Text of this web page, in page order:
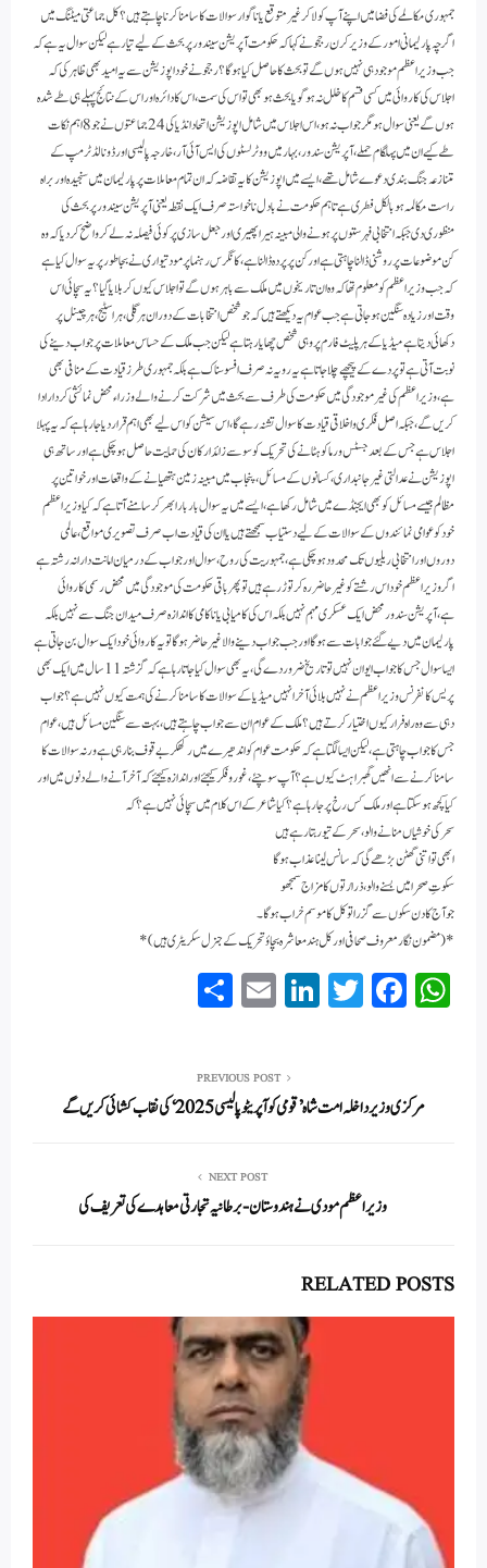
جمہوری مکالمے کی فضا میں اپنے آپ کو لا کر غیر متوقع یا ناگوار سوالات کا سامنا کرنا چاہتے ہیں؟ کل جماعتی میٹنگ میں
اگرچہ پارلیمانی امور کے وزیر کرن رججو نے کہا کہ حکومت آپریشن سیندور پر بحث کے لیے تیار ہے لیکن سوال یہ ہے کہ
جب وزیراعظم موجود ہی نہیں ہوں گے تو بحث کا حاصل کیا ہوگا؟رججو نے خود اپوزیشن سے یہ امید بھی ظاہر کی کہ
اجلاس کی کاروائی میں کسی قسم کا خلل نہ ہو گویا بحث ہو بھی تو اس کی سمت،اس کا دائرہ اور اس کے نتائج پہلے ہی طے شدہ
ہوں گے یعنی سوال ہو مگر جواب نہ ہو،اس اجلاس میں شامل اپوزیشن اتحاد انڈیا کی 24 جماعتوں نے جو8 اہم نکات
طے کیے ان میں پہلگام حملے،آپریشن سندور،بہار میں ووٹر لسٹوں کی ایس آئی آر،خارجہ پالیسی اور ڈونالڈ ٹرمپ کے
متنازعہ جنگ بندی دعوے شامل تھے، ایسے میں اپوزیشن کا یہ تقاضہ کہ ان تمام معاملات پر پارلیمان میں سنجیدہ اور براہ
راست مکالمہ ہو بالکل فطری ہے تاہم حکومت نے بادل ناخواستہ صرف ایک نقطہ یعنی آپریشن سیندور پر بحث کی
منظوری دی جبکہ انتخابی فہرستوں پر ہونے والی مبینہ ہیرا پھیری اور جعل سازی پر کوئی فیصلہ نہ لے کر واضح کر دیا کہ وہ
کن موضوعات پر روشنی ڈالنا چاہتی ہے اور کن پر پردہ ڈالنا ہے،کانگرس رہنما پرمود تیواری نے بجا طور پر یہ سوال کیا ہے
کہ جب وزیراعظم کو معلوم تھا کہ وہ ان تاریخوں میں ملک سے باہر ہوں گے تو اجلاس کیوں کر بلایا گیا ؟ یہ سچائی اس
وقت اور زیادہ سنگین ہو جاتی ہے جب عوام یہ دیکھتے ہیں کہ جو شخص انتخابات کے دوران ہر گلی، ہر اسٹیج،ہرچینل پر
دکھائی دیتا ہے میڈیا کے ہر پلیٹ فارم پر وہی شخص چھایا رہتاہے لیکن جب ملک کے حساس معاملات پر جواب دینے کی
نوبت آتی ہے تو پردے کے پیچھے چلا جاتا ہے یہ رویہ نہ صرف افسوسناک ہے بلکہ جمہوری طرز قیادت کے منافی بھی
ہے،وزیراعظم کی غیر موجودگی میں حکومت کی طرف سے بحث میں شرکت کرنے والے وزراء محض نمائشی کردار ادا
کریں گے،جبکہ اصل فکری و اخلاقی قیادت کا سوال تشنہ رہے گا، اس سیشن کو اس لیے بھی اہم قرار دیا جا رہا ہے کہ یہ پہلا
اجلاس ہے جس کے بعد جسٹس ورما کو ہٹانے کی تحریک کو سو سے زائد ارکان کی حمایت حاصل ہو چکی ہے اور ساتھ ہی
اپوزیشن نے عدالتی غیر جانبداری، کسانوں کے مسائل،پنجاب میں مبینہ زمین ہتھیانے کے واقعات اور خواتین پر
مظالم جیسے مسائل کو بھی ایجنڈے میں شامل رکھا ہے،ایسے میں یہ سوال بار بار ابھر کر سامنے آتا ہے کہ کیا وزیراعظم
خود کو عوامی نمائندوں کے سوالات کے لیے دستیاب سمجھتے ہیں یا ان کی قیادت اب صرف تصویری مواقع،عالمی
دوروں اور انتخابی ریلیوں تک محدود ہو چکی ہے،جمہوریت کی روح،سوال اور جواب کے درمیان امانت دارانہ رشتہ ہے
اگر وزیراعظم خود اس رشتے کو غیر حاضر رہ کر توڑ رہے ہیں تو پھر باقی حکومت کی موجودگی میں محض رسمی کاروائی
ہے،آپریشن سندور محض ایک عسکری مہم نہیں بلکہ اس کی کامیابی یا ناکامی کا اندازہ صرف میدان جنگ سے نہیں بلکہ
پارلیمان میں دیے گئے جوابات سے ہوگا اور جب جواب دینے والا غیر حاضر ہوگا تو یہ کاروائی خود ایک سوال بن جاتی ہے
ایسا سوال جس کا جواب ایوان نہیں تو تاریخ ضرور دے گی،یہ بھی سوال کیا جاتا رہا ہے کہ گزشتہ 11 سال میں ایک بھی
پریس کانفرنس وزیراعظم نے نہیں بلائی آخر انہیں میڈیا کے سوالات کا سامنا کرنے کی ہمت کیوں نہیں ہے؟ جواب
دہی سے وہ راہ فرار کیوں اختیار کرتے ہیں؟ ملک کے عوام ان سے جواب چاہتے ہیں،بہت سے سنگین مسائل ہیں، عوام
جس کا جواب چاہتی ہے،لیکن ایسا لگتا ہے کہ حکومت عوام کو اندھیرے میں رکھکر بے قوف بنارہی ہے ورنہ سوالات کا
سامنا کرنے سے انھیں گھبراہٹ کیوں ہے؟ آپ سوچئے،غور وفکر کیجئے اور اندازہ کیجئے کہ آخر آنے والے دنوں میں اور
کیا کچھ ہو سکتا ہے اور ملک کس رخ پر جا رہا ہے؟ کیا شاعر کے اس کلام میں سچائی نہیں ہے؟ کہ
​سحر کی خوشیاں منانے والو،سحر کے تیور بتا رہے ہیں​
ابھی تو اتنی گھٹن بڑھے گی کہ سانس لیناعذاب ہوگا
​سکوتِ صحرا میں بسنے والو،ذرا رُتوں کا مزاج سمجھو​
جو آج کا دن سکوں سے گزرا تو کل کا موسم خراب ہوگا​۔
*(مضمون نگار معروف صحافی اور کل ہند معاشرہ بچاؤ تحریک کے جنرل سکریٹری ہیں)*
W
ha
A
pp
Fa
ce
ok
T
wi
r
Li
nk
In
E
m
PREVIOUS POST
مرکزی وزیر داخلہ امت شاہ ’قومی کوآپریٹو پالیسی 2025‘ کی نقاب کشائی کریں گے
NEXT POST
وزیراعظم مودی نے ہندوستان-برطانیہ تجارتی معاہدے کی تعریف کی
RELATED POSTS